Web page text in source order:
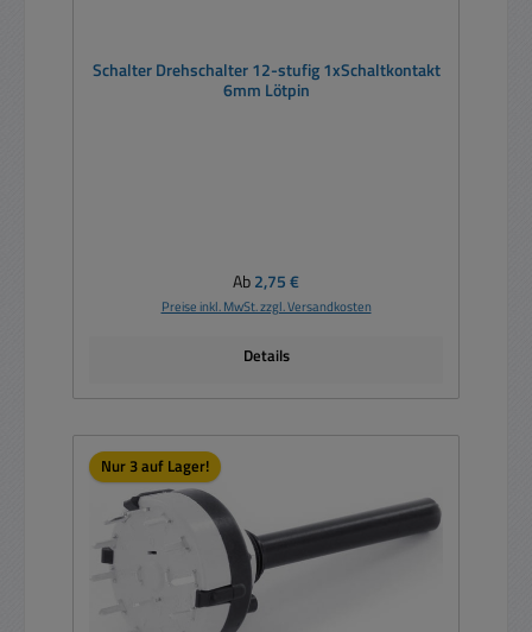
Schalter Drehschalter 12-stufig 1xSchaltkontakt
6mm Lötpin
Regulärer Preis:
Ab2,75 €
Preise inkl. MwSt. zzgl. Versandkosten
Details
Nur 3 auf Lager!